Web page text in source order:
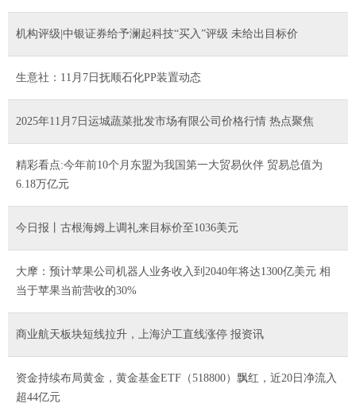
机构评级|中银证券给予澜起科技“买入”评级 未给出目标价
生意社：11月7日抚顺石化PP装置动态
2025年11月7日运城蔬菜批发市场有限公司价格行情 热点聚焦
精彩看点:今年前10个月东盟为我国第一大贸易伙伴 贸易总值为
6.18万亿元
今日报丨古根海姆上调礼来目标价至1036美元
大摩：预计苹果公司机器人业务收入到2040年将达1300亿美元 相
当于苹果当前营收的30%
商业航天板块短线拉升，上海沪工直线涨停 报资讯
资金持续布局黄金，黄金基金ETF（518800）飘红，近20日净流入
超44亿元